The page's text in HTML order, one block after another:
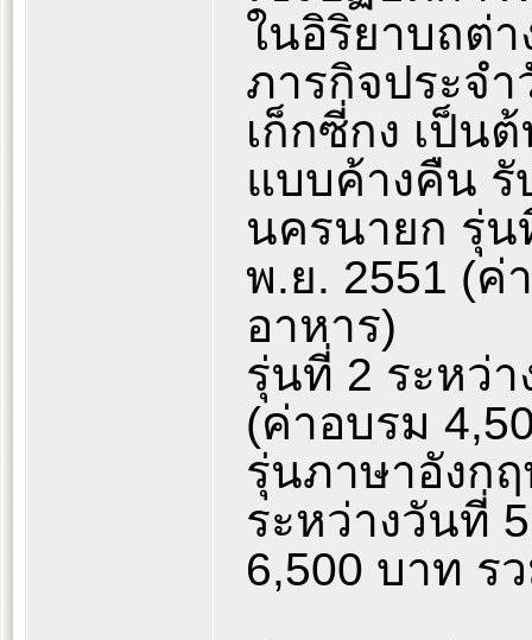
ในอิริยาบถต่
ภารกิจประจ
เก็กซี่กง เป็น
แบบค้างคืน รั
นครนายก รุ่น
พ.ย. 2551 (ค่
อาหาร)
รุ่นที่ 2 ระหว่
(ค่าอบรม
รุ่นภาษาอังกฤ
ระหว่างวันที่
6,500 บาท ร